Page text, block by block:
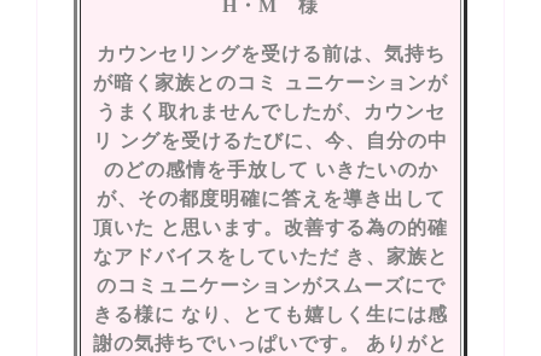
H・M 様
カウンセリングを受ける前は、気持ち
が暗く家族とのコミ ュニケーションが
うまく取れませんでしたが、カウンセ
リ ングを受けるたびに、今、自分の中
のどの感情を手放して いきたいのか
が、その都度明確に答えを導き出して
頂いた と思います。改善する為の的確
なアドバイスをしていただ き、家族と
のコミュニケーションがスムーズにで
きる様に なり、とても嬉しく生には感
謝の気持ちでいっぱいです。 ありがと